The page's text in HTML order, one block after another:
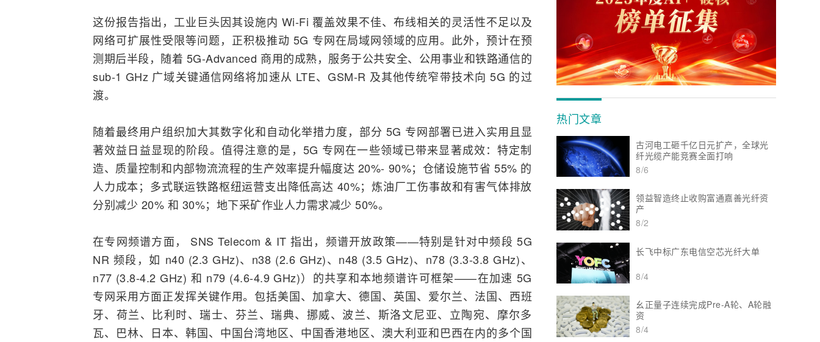
这份报告指出，工业巨头因其设施内 Wi-Fi 覆盖效果不佳、 布线相关的灵活性不足以及
网络可扩展性受限等问题，正积极推动 5G 专网在局域网领域的应用。此外，预计在预
测期后半段，随着 5G-Advanced 商用的成熟，服务于公共安全、公用事业和铁路通信的
sub-1 GHz 广域关键通信网络将加速从 LTE、GSM-R 及其他传统窄带技术向 5G 的过
渡。
随着最终用户组织加大其数字化和自动化举措力度，部分 5G 专网部署已进入实用且显
著效益日益显现的阶段。值得注意的是，5G 专网在一些领域已带来显著成效：特定制
造、质量控制和内部物流流程的生产效率提升幅度达 20%- 90%；仓储设施节省 55% 的
人力成本；多式联运铁路枢纽运营支出降低高达 40%；炼油厂工伤事故和有害气体排放
分别减少 20% 和 30%；地下采矿作业人力需求减少 50%。
在专网频谱方面， SNS Telecom & IT 指出，频谱开放政策——特别是针对中频段 5G
NR 频段，如 n40 (2.3 GHz)、n38 (2.6 GHz)、n48 (3.5 GHz)、n78 (3.3-3.8 GHz)、
n77 (3.8-4.2 GHz) 和 n79 (4.6-4.9 GHz)）的共享和本地频谱许可框架——在加速 5G
专网采用方面正发挥关键作用。包括美国、加拿大、德国、英国、爱尔兰、法国、西班
牙、荷兰、比利时、瑞士、芬兰、瑞典、挪威、波兰、斯洛文尼亚、立陶宛、摩尔多
瓦、巴林、日本、韩国、中国台湾地区、中国香港地区、澳大利亚和巴西在内的多个国
热门文章
古河电工砸千亿日元扩产，全球光
纤光缆产能竞赛全面打响
8/6
领益智造终止收购富通嘉善光纤资
产
8/2
长飞中标广东电信空芯光纤大单
8/4
幺正量子连续完成Pre-A轮、A轮融
资
8/4